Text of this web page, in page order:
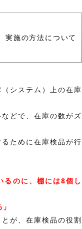
実施の方法について
システム）上の在庫
どで、在庫の数がズ
ために在庫検品が行
るのに、棚には8個し
が、在庫検品の役割